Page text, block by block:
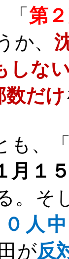
「 第
か、
しな
数だけ
も、
月１
。そ
０人
が反